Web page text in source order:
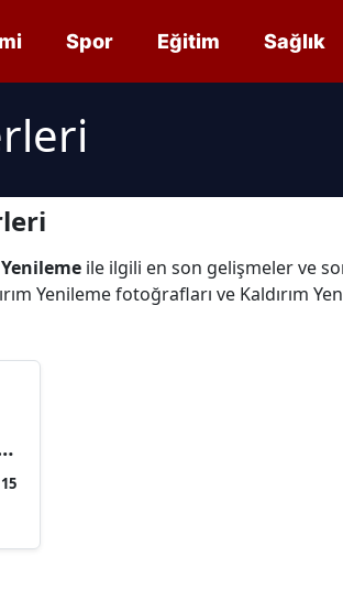
Spor Eğitim Sağlık
ile ilgili en son gelişmeler ve
Yenileme fotoğrafları ve Kaldırım
15